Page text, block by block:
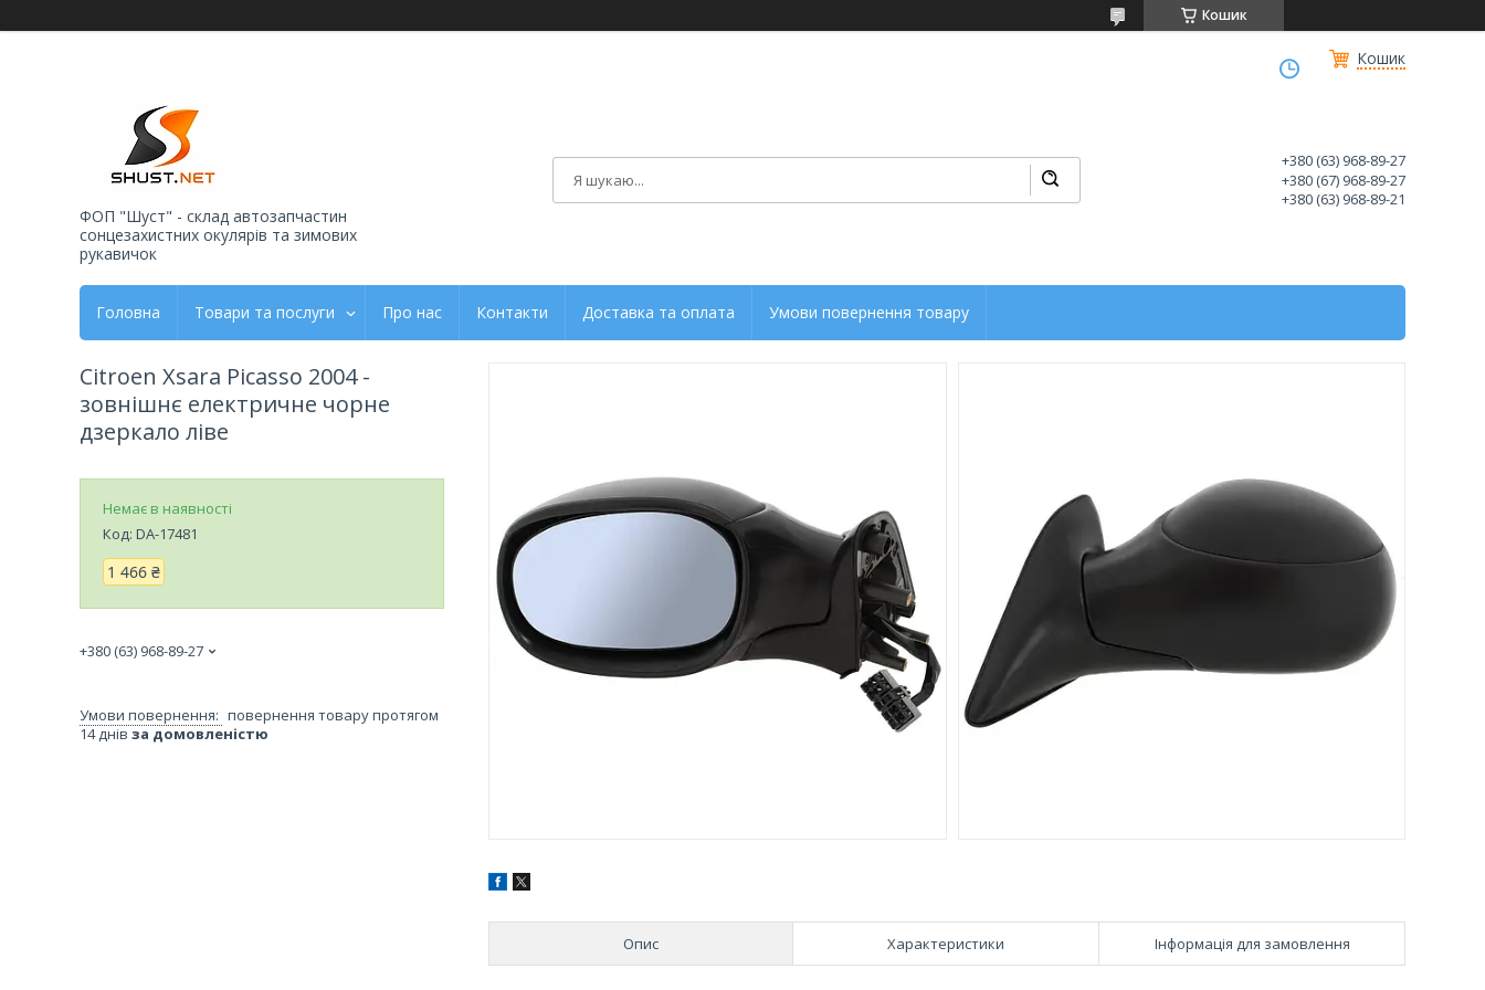
Кошик
Кошик
ФОП "Шуст" - склад автозапчастин
сонцезахистних окулярів та зимових
рукавичок
+380 (63) 968-89-27
+380 (67) 968-89-27
+380 (63) 968-89-21
Головна Товари та послуги Про нас Контакти Доставка та оплата Умови повернення товару
Опис Характеристики Інформація для замовлення
Citroen Xsara Picasso 2004 -
зовнішнє електричне чорне
дзеркало ліве
Немає в наявності
Код: DA-17481
1 466 ₴
+380 (63) 968-89-27
повернення товару протягом
14 днів за домовленістю